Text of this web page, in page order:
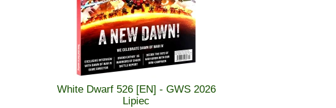
White Dwarf 526 [EN] - GWS 2026
Lipiec